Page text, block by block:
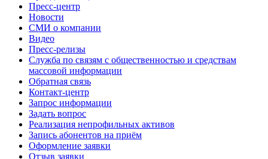
Пресс-центр
Новости
СМИ о компании
Видео
Пресс-релизы
Служба по связям с общественностью и средствам
массовой информации
Обратная связь
Контакт-центр
Запрос информации
Задать вопрос
Реализация непрофильных активов
Запись абонентов на приём
Оформление заявки
Отзыв заявки